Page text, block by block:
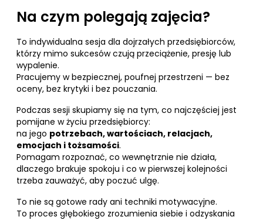
Na czym polegają zajęcia?
To indywidualna sesja dla dojrzałych przedsiębiorców,
którzy mimo sukcesów czują przeciążenie, presję lub
wypalenie.
Pracujemy w bezpiecznej, poufnej przestrzeni — bez
oceny, bez krytyki i bez pouczania.
Podczas sesji skupiamy się na tym, co najczęściej jest
pomijane w życiu przedsiębiorcy:
na jego potrzebach, wartościach, relacjach,
emocjach i tożsamości.
Pomagam rozpoznać, co wewnętrznie nie działa,
dlaczego brakuje spokoju i co w pierwszej kolejności
trzeba zauważyć, aby poczuć ulgę.
To nie są gotowe rady ani techniki motywacyjne.
To proces głębokiego zrozumienia siebie i odzyskania